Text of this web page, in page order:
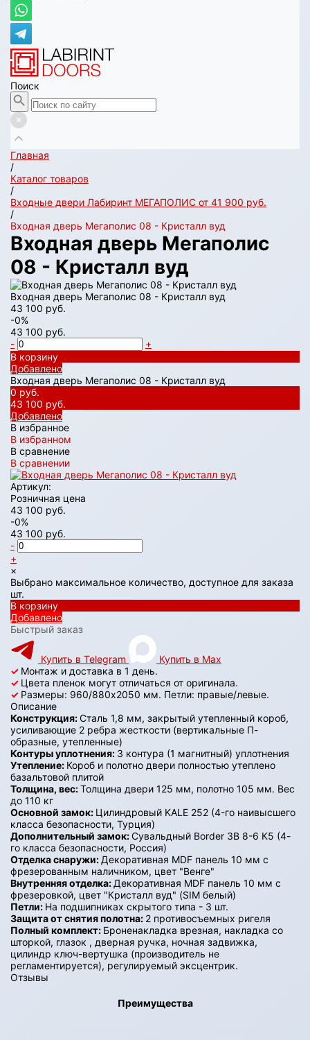
Поиск
Главная
/
Каталог товаров
/
Входные двери Лабиринт МЕГАПОЛИС от 41 900 руб.
/
Входная дверь Мегаполис 08 - Кристалл вуд
Входная дверь Мегаполис
08 - Кристалл вуд
Входная дверь Мегаполис 08 - Кристалл вуд
43 100 руб.
-0%
43 100 руб.
-
+
В корзину
Добавлено
Входная дверь Мегаполис 08 - Кристалл вуд
0 руб.
43 100 руб.
Добавлено
В избранное
В избранном
В сравнение
В сравнении
Артикул:
Розничная цена
43 100 руб.
-0%
43 100 руб.
-
+
×
Выбрано максимальное количество, доступное для заказа
шт.
В корзину
Добавлено
Быстрый заказ
Купить в Telegram
Купить в Max
✓ Монтаж и доставка в 1 день.
✓ Цвета пленок могут отличаться от оригинала.
✓ Размеры: 960/880х2050 мм. Петли: правые/левые.
Описание
Конструкция:Сталь 1,8 мм, закрытый утепленный короб,
усиливающие 2 ребра жесткости (вертикальные П-
образные, утепленные)
Контуры уплотнения: 3 контура (1 магнитный) уплотнения
Утепление: Короб и полотно двери полностью утеплено
базальтовой плитой
Толщина, вес:Толщина двери 125 мм, полотно 105 мм. Вес
до 110 кг
Основной замок: Цилиндровый KALE 252 (4-го наивысшего
класса безопасности, Турция)
Дополнительный замок:Сувальдный Border ЗВ 8-6 К5 (4-
го класса безопасности, Россия)
Отделка снаружи: Декоративная MDF панель 10 мм с
фрезерованным наличником, цвет "Венге"
Внутренняя отделка: Декоративная MDF панель 10 мм с
фрезеровкой, цвет "Кристалл вуд" (SIM белый)
Петли: На подшипниках скрытого типа - 3 шт.
Защита от снятия полотна: 2 противосъемных ригеля
Полный комплект: Броненакладка врезная, накладка со
шторкой, глазок , дверная ручка, ночная задвижка,
цилиндр ключ-вертушка (производитель не
регламентируется), регулируемый эксцентрик.
Отзывы
Преимущества